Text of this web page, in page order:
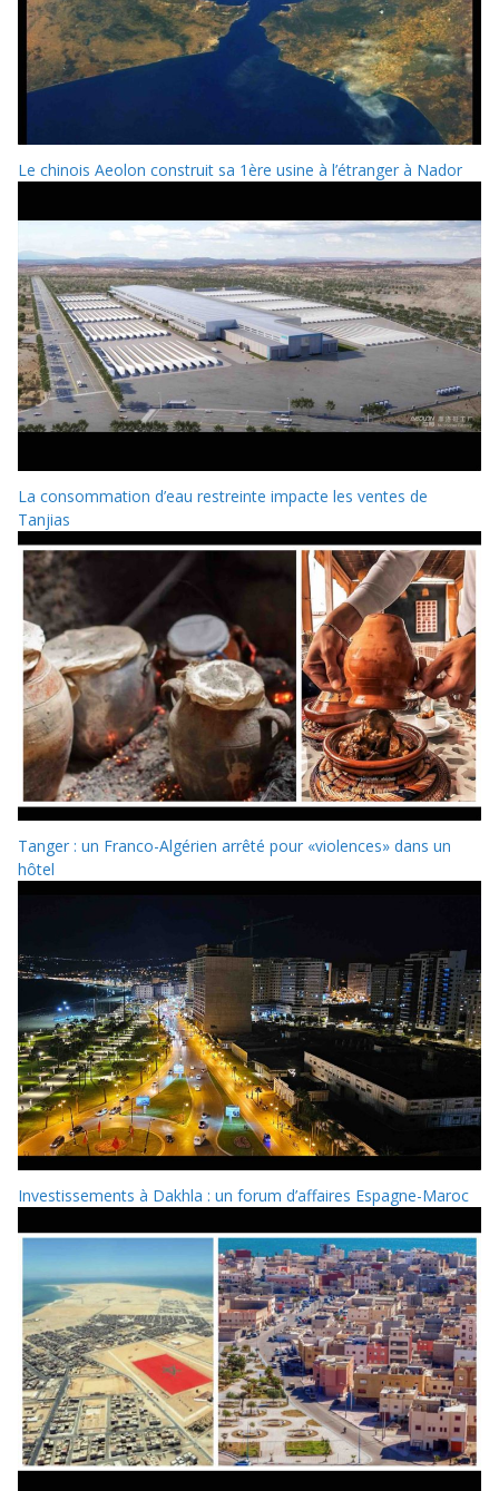
Le chinois Aeolon construit sa 1ère usine à l’étranger à Nador
La consommation d’eau restreinte impacte les ventes de
Tanjias
Tanger : un Franco-Algérien arrêté pour «violences» dans un
hôtel
Investissements à Dakhla : un forum d’affaires Espagne-Maroc